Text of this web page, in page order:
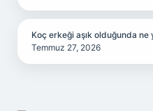
Koç erkeği aşık olduğunda ne
Temmuz 27, 2026